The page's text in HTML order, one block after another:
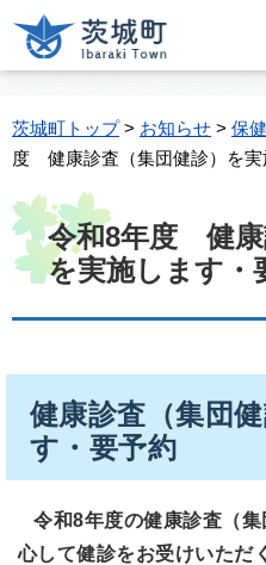
茨城町トップ> お知らせ > 保
度 健康診査（集団健診）を実
令和8年度 健康
を実施します・
健康診査（集団
す・要予約
令和8年度の健康診査（
心して健診をお受けいただ